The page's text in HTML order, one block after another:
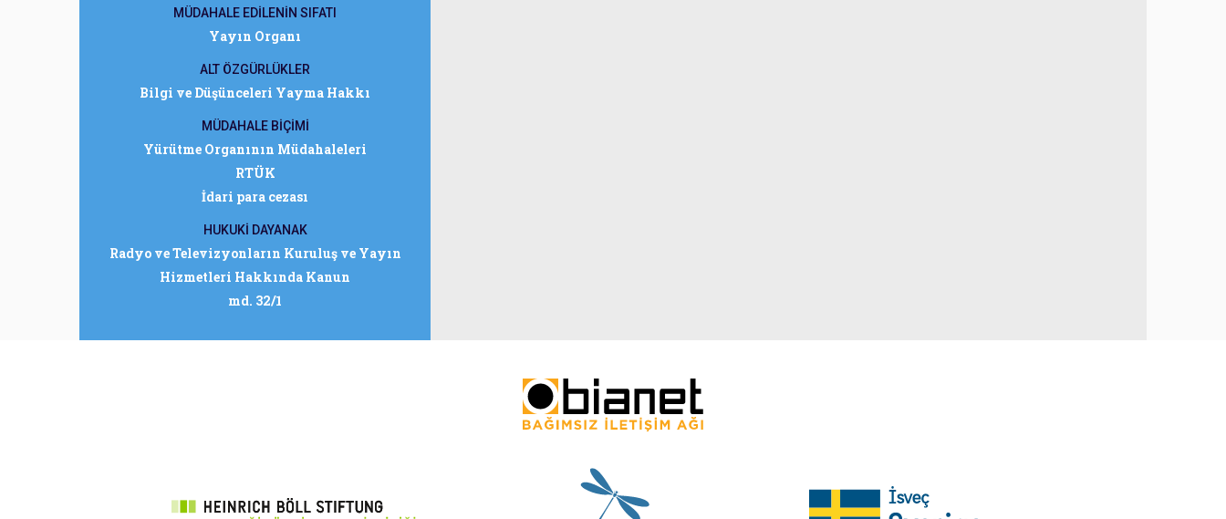
MÜDAHALE EDİLENİN SIFATI
Yayın Organı
ALT ÖZGÜRLÜKLER
Bilgi ve Düşünceleri Yayma Hakkı
MÜDAHALE BİÇİMİ
Yürütme Organının Müdahaleleri
RTÜK
İdari para cezası
HUKUKİ DAYANAK
Radyo ve Televizyonların Kuruluş ve Yayın
Hizmetleri Hakkında Kanun
md. 32/1